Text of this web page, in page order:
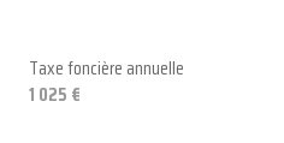
Taxe foncière annuelle
1 025 €